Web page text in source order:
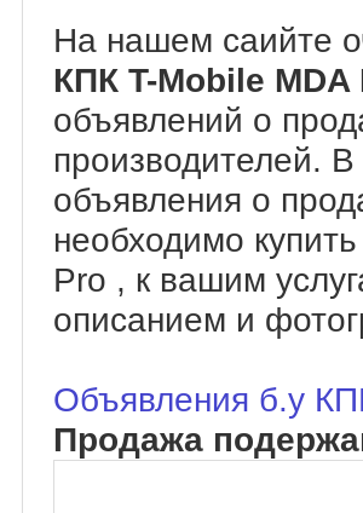
На нашем саийте
КПК T-Mobile MDA
объявлений о
производителей.
объявления о
необходимо
Pro , к вашим
описанием и
Объявления б.у
Продажа